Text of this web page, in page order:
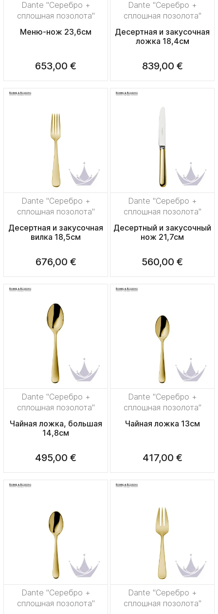
Dante "Серебро +
сплошная позолота"
Меню-нож 23,6см
653,00 €
Dante "Серебро +
сплошная позолота"
Десертная и закусочная
ложка 18,4см
839,00 €
Dante "Серебро +
сплошная позолота"
Десертная и закусочная
вилка 18,5см
676,00 €
Dante "Серебро +
сплошная позолота"
Десертный и закусочный
нож 21,7см
560,00 €
Dante "Серебро +
сплошная позолота"
Чайная ложка, большая
14,8см
495,00 €
Dante "Серебро +
сплошная позолота"
Чайная ложка 13см
417,00 €
Dante "Серебро +
сплошная позолота"
Dante "Серебро +
сплошная позолота"